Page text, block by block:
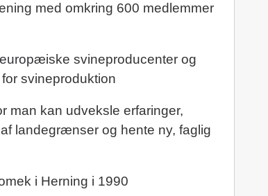
med omkring 600 medlemmer
svineproducenter og
svineproduktion
man kan udveksle erfaringer,
landegrænser og hente ny, faglig
i Herning i 1990